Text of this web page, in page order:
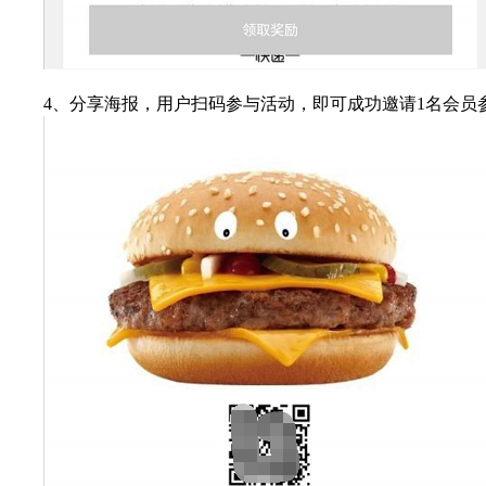
4、分享海报，用户扫码参与活动，即可成功邀请1名会员